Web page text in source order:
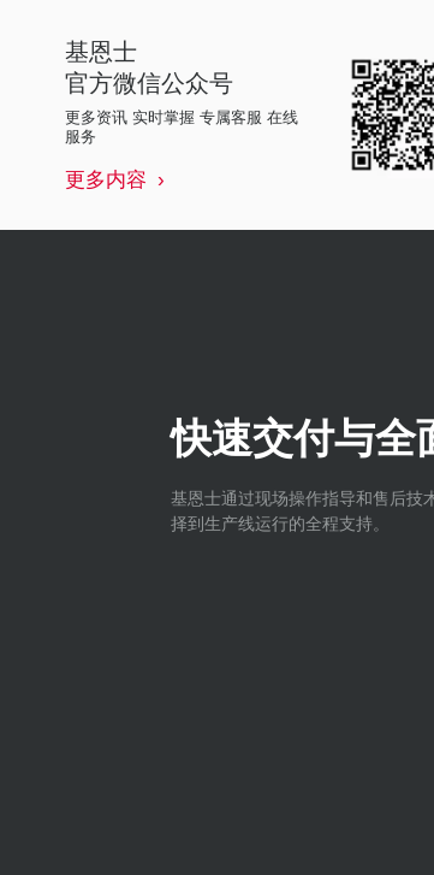
基恩士
官方微信公众号
更多资讯 实时掌握 专属客服 在线
服务
更多内容
快速交付与全
基恩士通过现场操作指导和售后技
择到生产线运行的全程支持。